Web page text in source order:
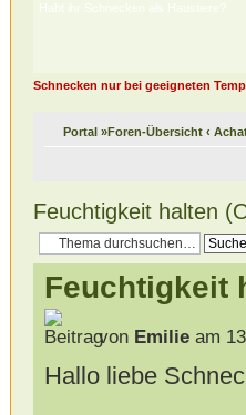
Habt ihr Schnecken als Haustiere?
Schnecken nur bei geeigneten
Portal»Foren-Übersicht ‹
Feuchtigkeit halten
Feuchtigkeit
von Emilieam
Hallo liebe